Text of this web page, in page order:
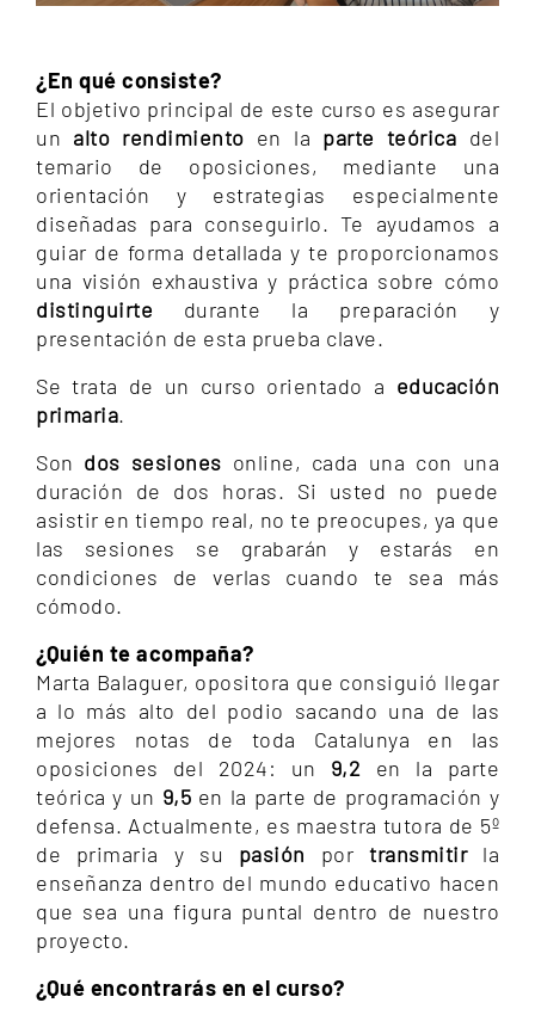
¿En qué consiste?
El objetivo principal de este curso es asegurar
un alto rendimiento en la parte teórica del
temario de oposiciones, mediante una
orientación y estrategias especialmente
diseñadas para conseguirlo. Te ayudamos a
guiar de forma detallada y te proporcionamos
una visión exhaustiva y práctica sobre cómo
distinguirte durante la preparación y
presentación de esta prueba clave.
Se trata de un curso orientado a educación
primaria.
Son dos sesiones online, cada una con una
duración de dos horas. Si usted no puede
asistir en tiempo real, no te preocupes, ya que
las sesiones se grabarán y estarás en
condiciones de verlas cuando te sea más
cómodo.
¿Quién te acompaña?
Marta Balaguer, opositora que consiguió llegar
a lo más alto del podio sacando una de las
mejores notas de toda Catalunya en las
oposiciones del 2024: un 9,2 en la parte
teórica y un 9,5 en la parte de programación y
defensa. Actualmente, es maestra tutora de 5º
de primaria y su pasión portransmitir la
enseñanza dentro del mundo educativo hacen
que sea una figura puntal dentro de nuestro
proyecto.
¿Qué encontrarás en el curso?